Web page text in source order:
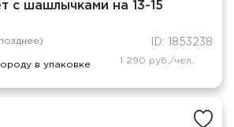
с шашлычками на 13-15
ID: 1853238
в упаковке 1 290 руб./чел.